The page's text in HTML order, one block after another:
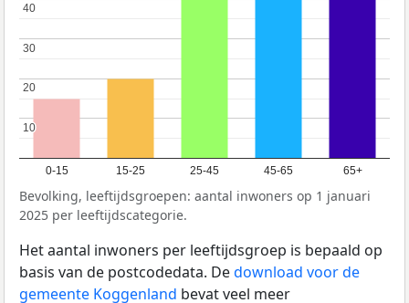
0-15 15-25 25-45 45-65 65+
10
10
20
20
30
30
40
40
Bevolking, leeftijdsgroepen: aantal inwoners op 1 januari
2025 per leeftijdscategorie.
Het aantal inwoners per leeftijdsgroep is bepaald op
basis van de postcodedata. Dedownload voor de
gemeente Koggenland bevat veel meer